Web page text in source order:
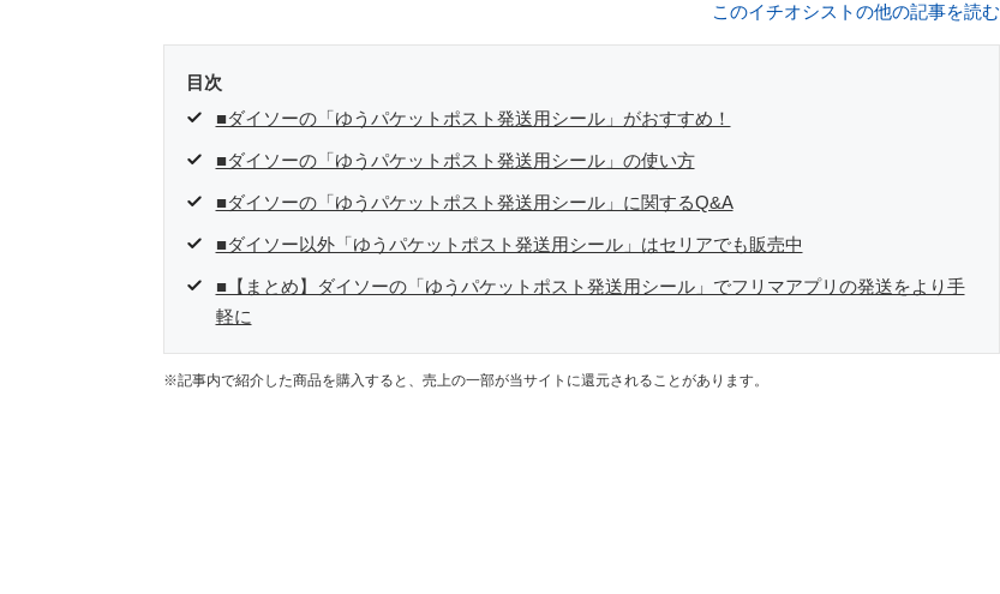
■経歴：2003年、夫が子育てをするために、突然会社を辞める。翌月からの給料が０円になり、家にいながら、しかも空
いた時間でできるオークションに目をつける。しかし、取引の仕方がわからずに、まずは落札者として参加。その後、出
を生活の一部に取り入れるべく、「ネットオークションやフリマアプリは生活のインフラになる」という考えを持つ。ま
た消費税増税の社会においては、ネットオークションやフリマアプリが家計の救世主になりえると考え、業者とは違う視
このイチオシストの他の記事を読む
目次
■ダイソーの「ゆうパケットポスト発送用シール」がおすすめ！
■ダイソーの「ゆうパケットポスト発送用シール」の使い方
■ダイソーの「ゆうパケットポスト発送用シール」に関するQ&A
■ダイソー以外「ゆうパケットポスト発送用シール」はセリアでも販売中
■【まとめ】ダイソーの「ゆうパケットポスト発送用シール」でフリマアプリの発送をより手
軽に
※記事内で紹介した商品を購入すると、売上の一部が当サイトに還元されることがあります。